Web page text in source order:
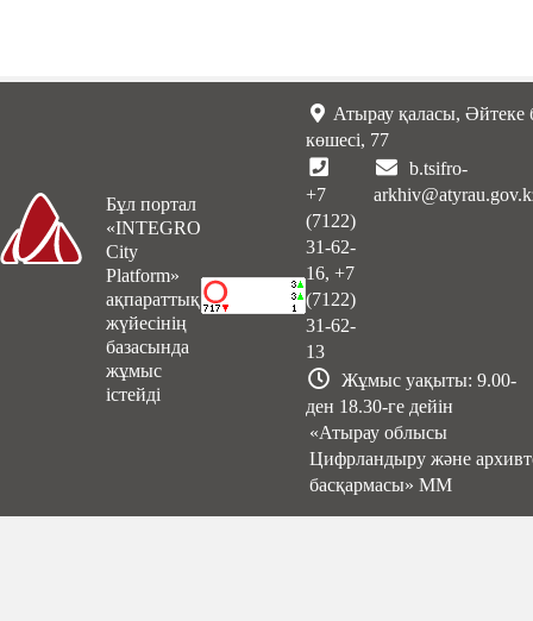
Бұл портал
«INTEGRO
City
Platform»
ақпараттық
жүйесінің
базасында
жұмыс
істейді
Атырау қаласы, Әйтеке
көшесі, 77
+7
(7122)
31-62-
16, +7
(7122)
31-62-
13
b.tsifro-
Жұмыс уақыты: 9.00-
ден 18.30-ге дейін
«Атырау облысы
Цифрландыру және
басқармасы» ММ